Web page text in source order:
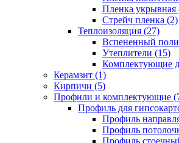
Пленка укрывная
Стрейч пленка (2)
Теплоизоляция (27)
Вспененный
Утеплители (15)
Комплектующие
Керамзит (1)
Кирпичи (5)
Профили и комплектующие
Профиль для
Профиль
Профиль
Профиль